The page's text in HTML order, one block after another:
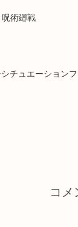
術廻戦
チュエーション
コメ